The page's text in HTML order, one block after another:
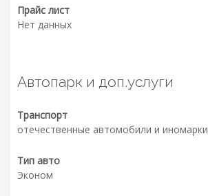
Прайс лист
Нет данных
Автопарк и доп.услуги
Транспорт
отечественные автомобили и иномарки
Тип авто
Эконом